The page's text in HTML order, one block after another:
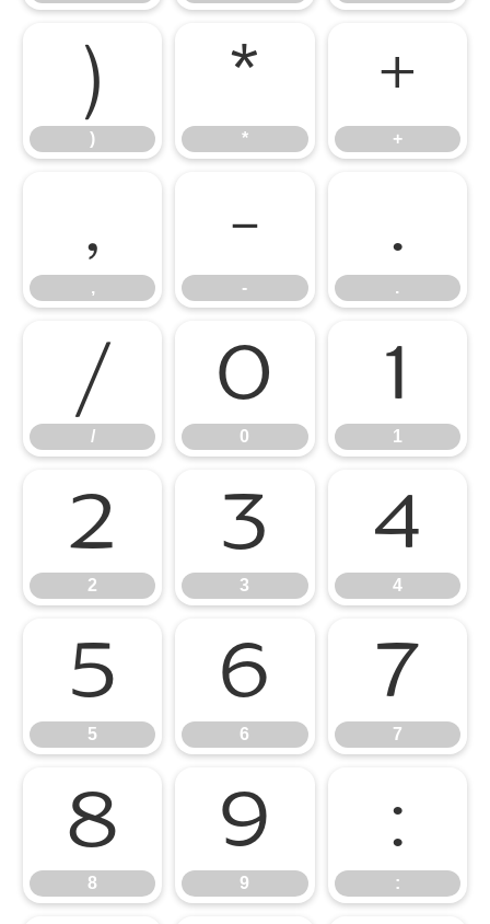
)
)
*
*
+
+
,
,
-
-
.
.
/
/
0
0
1
1
2
2
3
3
4
4
5
5
6
6
7
7
8
8
9
9
:
: